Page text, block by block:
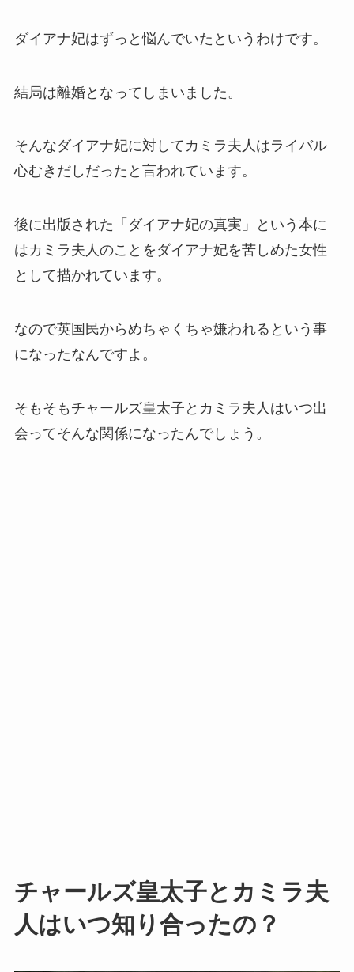
ダイアナ妃はずっと悩んでいたというわけです。
結局は離婚となってしまいました。
そんなダイアナ妃に対してカミラ夫人はライバル
心むきだしだったと言われています。
後に出版された「ダイアナ妃の真実」という本に
はカミラ夫人のことを ダイアナ妃を苦しめた女性
として描かれています。
なので英国民からめちゃくちゃ嫌われるという事
になったなんですよ。
そもそもチャールズ皇太子とカミラ夫人はいつ出
会ってそんな関係になったんでしょう。
チャールズ皇太子とカミラ夫
人はいつ知り合ったの？